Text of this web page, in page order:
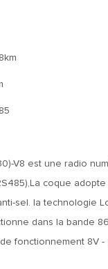
8km
V8 est une radio
coque
sel. la technologie
dans la bande
fonctionnement 8V -